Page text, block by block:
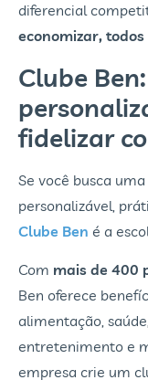
diferencial
economizar, todos
Clube
fidelizar
Se você busca
personalizável,
Clube Ben é a
Com mais de 400
Ben oferece
alimentação,
entretenimento e
empresa crie um